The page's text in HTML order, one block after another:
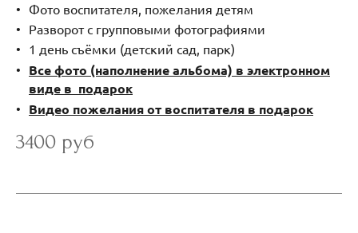
Фото воспитателя, пожелания детям
Разворот с групповыми фотографиями
1 день съёмки (детский сад, парк)
Все фото (наполнение альбома) в электронном
виде в подарок
Видео пожелания от воспитателя в подарок
3400 руб